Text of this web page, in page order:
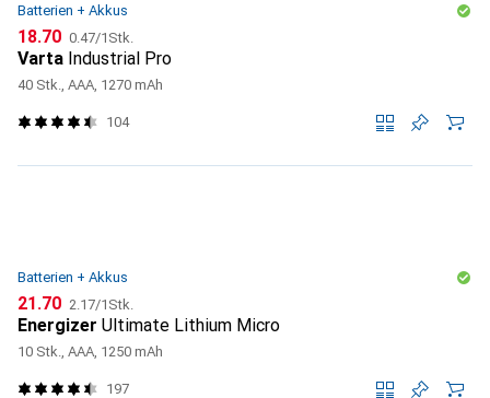
Batterien + Akkus
CHF
18.70 CHF
0.47/1Stk.
Varta Industrial Pro
40 Stk., AAA, 1270 mAh
104
Batterien + Akkus
CHF
21.70 CHF
2.17/1Stk.
Energizer Ultimate Lithium Micro
10 Stk., AAA, 1250 mAh
197